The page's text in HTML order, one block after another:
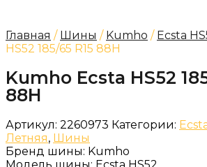
Главная / Шины / Kumho / Ecsta
HS52 185/65 R15 88H
Kumho Ecsta HS52
88H
Артикул: 2260973 Категории:
Летняя, Шины
Бренд шины: Kumho